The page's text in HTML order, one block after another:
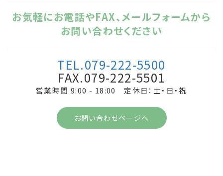
お気軽にお電話やFAX、メールフォームから
お問い合わせください
TEL.079-222-5500
FAX.079-222-5501
営業時間 9:00 - 18:00 定休日：土・日・祝
お問い合わせページへ